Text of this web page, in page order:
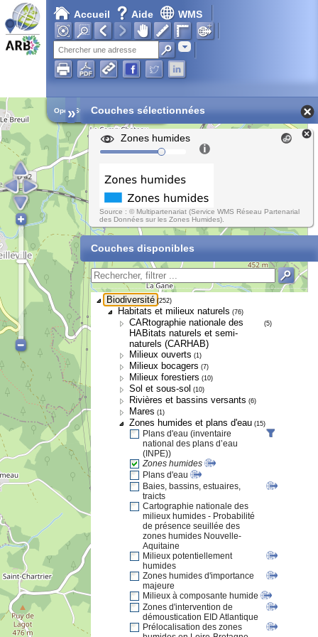
Accueil Aide WMS
Adresse
Open Street Map
» Couches sélectionnées
Zones humides
Source : © Multipartenariat (Service WMS Réseau Partenarial
des Données sur les Zones Humides).
Couches disponibles
Biodiversité (252)
Habitats et milieux naturels (76)
CARtographie nationale des
HABitats naturels et semi-
naturels (CARHAB)
(5)
Milieux ouverts (1)
Milieux bocagers (7)
Milieux forestiers (10)
Sol et sous-sol (10)
Rivières et bassins versants (6)
Mares (1)
Zones humides et plans d'eau (15)
Plans d'eau (inventaire
national des plans d’eau
(INPE))
Zones humides
Plans d'eau
Baies, bassins, estuaires,
traicts
Cartographie nationale des
milieux humides - Probabilité
de présence seuillée des
zones humides Nouvelle-
Aquitaine
Milieux potentiellement
humides
Zones humides d'importance
majeure
Milieux à composante humide
Zones d'intervention de
démoustication EID Atlantique
Prélocalisation des zones